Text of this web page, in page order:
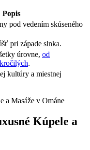
Popis
pod vedením skúseného
pri západe slnka.
úrovne, od
.
kultúry a miestnej
Kúpele a